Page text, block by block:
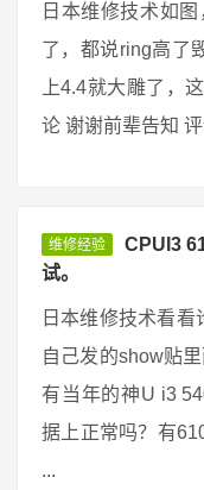
日本维修技术如
了，都说ring高了
上4.4就大雕了，
论 谢谢前辈告知
维修经验
CPUI3
试。
日本维修技术看
自己发的show贴
有当年的神U i3
据上正常吗？有
...